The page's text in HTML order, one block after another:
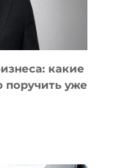
какие
поручить уже